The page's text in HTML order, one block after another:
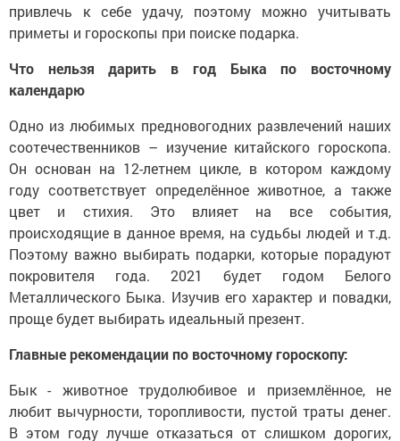
привлечь к себе удачу, поэтому можно учитывать
приметы и гороскопы при поиске подарка.
Что нельзя дарить в год Быка по восточному
календарю
Одно из любимых предновогодних развлечений наших
соотечественников – изучение китайского гороскопа.
Он основан на 12-летнем цикле, в котором каждому
году соответствует определённое животное, а также
цвет и стихия. Это влияет на все события,
происходящие в данное время, на судьбы людей и т.д.
Поэтому важно выбирать подарки, которые порадуют
покровителя года. 2021 будет годом Белого
Металлического Быка. Изучив его характер и повадки,
проще будет выбирать идеальный презент.
Главные рекомендации по восточному гороскопу:
Бык - животное трудолюбивое и приземлённое, не
любит вычурности, торопливости, пустой траты денег.
В этом году лучше отказаться от слишком дорогих,